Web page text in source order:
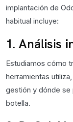
implantación de
habitual incluye:
1. Análisis
Estudiamos cómo
herramientas
gestión y dónde
botella.